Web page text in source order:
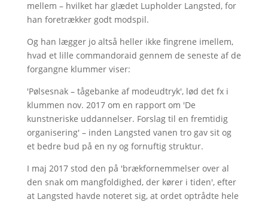
mellem – hvilket har glædet Lupholder Langsted, for
han foretrækker godt modspil.
Og han lægger jo altså heller ikke fingrene imellem,
hvad et lille commandoraid gennem de seneste af de
forgangne klummer viser:
'Pølsesnak – tågebanke af modeudtryk', lød det fx i
klummen nov. 2017 om en rapport om 'De
kunstneriske uddannelser. Forslag til en fremtidig
organisering' – inden Langsted vanen tro gav sit og
et bedre bud på en ny og fornuftig struktur.
I maj 2017 stod den på 'brækfornemmelser over al
den snak om mangfoldighed, der kører i tiden', efter
at Langsted havde noteret sig, at ordet optrådte hele